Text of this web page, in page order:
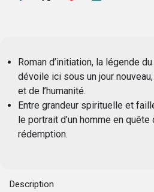
Roman d’initiation, la légende
dévoile ici sous un jour
et de l’humanité.
Entre grandeur spirituelle et
le portrait d’un homme en
rédemption.
Description